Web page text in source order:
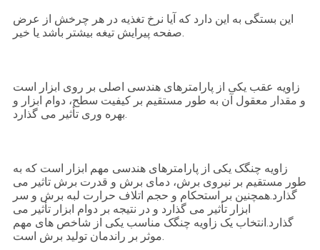
این بستگی به این دارد که آیا نرخ تغذیه در هر چرخش از عرض
صفحه پیرایش تیغه بیشتر باشد یا خیر.
زاویه عقب یکی از پارامترهای هندسی اصلی بر روی ابزار است
و مقدار معقول آن به طور مستقیم بر کیفیت سطح، دوام ابزار و
بهره وری تأثیر می گذارد.
زاویه چنگک یکی از پارامترهای هندسی مهم ابزار است که به
طور مستقیم بر نیروی برش، دمای برش و قدرت برش تاثیر می
گذارد.همچنین بر استحکام و حجم اتلاف حرارت لبه برش و سر
ابزار تأثیر می گذارد و در نتیجه بر دوام ابزار تأثیر می
گذارد.انتخاب یک زاویه چنگک مناسب یکی از شاخص های مهم
موثر بر راندمان تولید برش است.